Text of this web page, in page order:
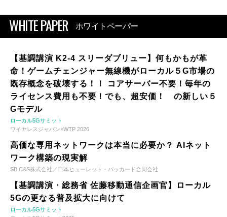
WHITE PAPER ホワイトペーパー
【基調講演 K2-4 スリーダブリュー】何もかもが革
命！ゲームチェンジャー無線機がローカル５G市場の
既存概念を破壊する！！ コアサーバー不要！毎年の
ライセンス費用も不要！でも、超安価！ の新しい５
Gモデル
ローカル5Gサミット
ワイヤレスジャパン×WTP 2026
高価な専用ネットワークは本当に必要か？ AIネット
ワーク構築の現実解
SB C&S株式会社／日本ヒューレット・パッカード合同会社
【基調講演・総務省 佐藤移動通信企画官】ローカル
5Gの更なる普及拡大に向けて
ローカル5Gサミット